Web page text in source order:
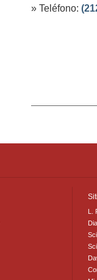
» Teléfono:
L.